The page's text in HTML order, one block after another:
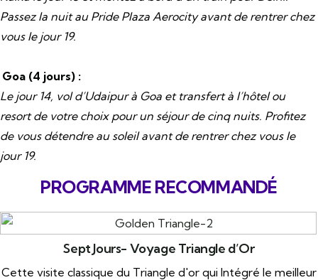
Passez la nuit au Pride Plaza Aerocity avant de rentrer chez
vous le jour 19.
Goa (4 jours) :
Le jour 14, vol d’Udaipur à Goa et transfert à l’hôtel ou
resort de votre choix pour un séjour de cinq nuits. Profitez
de vous détendre au soleil avant de rentrer chez vous le
jour 19.
PROGRAMME RECOMMANDÉ
Sept Jours- Voyage Triangle d’Or
Cette visite classique du Triangle d'or qui Intégré le meilleur